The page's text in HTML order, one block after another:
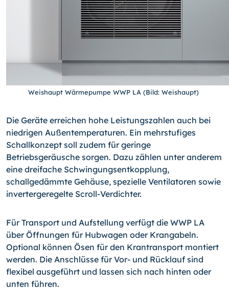
Weishaupt Wärmepumpe WWP LA (Bild: Weishaupt)
Die Geräte erreichen hohe Leistungszahlen auch bei
niedrigen Außentemperaturen. Ein mehrstufiges
Schallkonzept soll zudem für geringe
Betriebsgeräusche sorgen. Dazu zählen unter anderem
eine dreifache Schwingungsentkopplung,
schallgedämmte Gehäuse, spezielle Ventilatoren sowie
invertergeregelte Scroll-Verdichter.
Für Transport und Aufstellung verfügt die WWP LA
über Öffnungen für Hubwagen oder Krangabeln.
Optional können Ösen für den Krantransport montiert
werden. Die Anschlüsse für Vor- und Rücklauf sind
flexibel ausgeführt und lassen sich nach hinten oder
unten führen.